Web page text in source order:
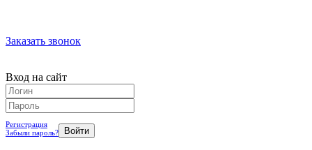
Заказать звонок
Вход на сайт
Регистрация
Забыли пароль?